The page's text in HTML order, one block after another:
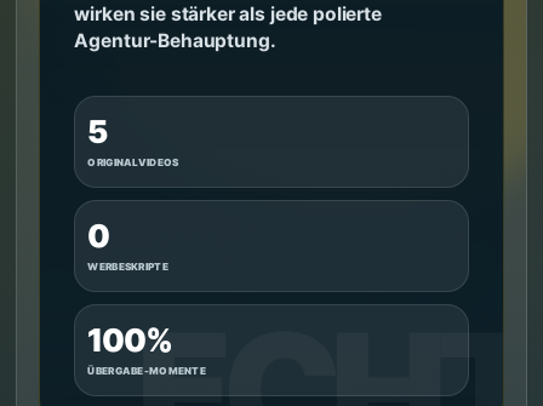
wirken sie stärker als jede polierte
Agentur-Behauptung.
5
ORIGINALVIDEOS
0
WERBESKRIPTE
100%
ÜBERGABE-MOMENTE